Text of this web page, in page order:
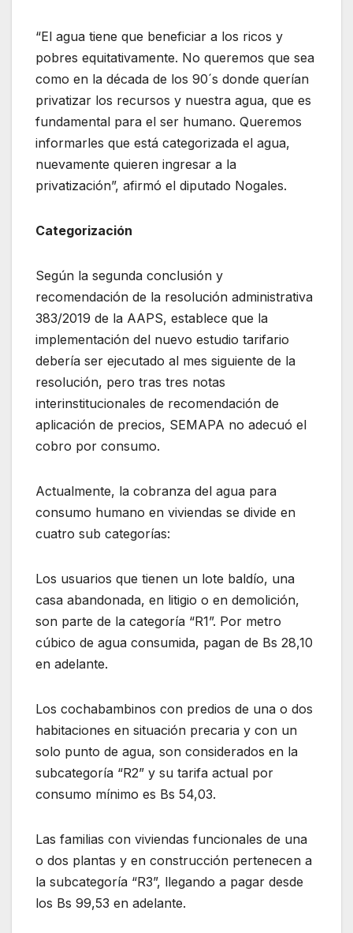
“El agua tiene que beneficiar a los ricos y
pobres equitativamente. No queremos que sea
como en la década de los 90´s donde querían
privatizar los recursos y nuestra agua, que es
fundamental para el ser humano. Queremos
informarles que está categorizada el agua,
nuevamente quieren ingresar a la
privatización”, afirmó el diputado Nogales.
Categorización
Según la segunda conclusión y
recomendación de la resolución administrativa
383/2019 de la AAPS, establece que la
implementación del nuevo estudio tarifario
debería ser ejecutado al mes siguiente de la
resolución, pero tras tres notas
interinstitucionales de recomendación de
aplicación de precios, SEMAPA no adecuó el
cobro por consumo.
Actualmente, la cobranza del agua para
consumo humano en viviendas se divide en
cuatro sub categorías:
Los usuarios que tienen un lote baldío, una
casa abandonada, en litigio o en demolición,
son parte de la categoría “R1”. Por metro
cúbico de agua consumida, pagan de Bs 28,10
en adelante.
Los cochabambinos con predios de una o dos
habitaciones en situación precaria y con un
solo punto de agua, son considerados en la
subcategoría “R2” y su tarifa actual por
consumo mínimo es Bs 54,03.
Las familias con viviendas funcionales de una
o dos plantas y en construcción pertenecen a
la subcategoría “R3”, llegando a pagar desde
los Bs 99,53 en adelante.